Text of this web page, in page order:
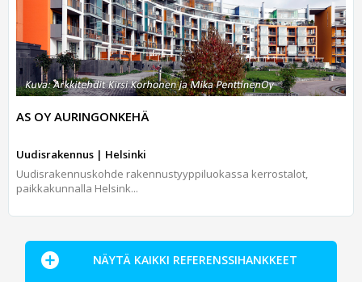
AS OY AURINGONKEHÄ
Uudisrakennus | Helsinki
Uudisrakennuskohde rakennustyyppiluokassa kerrostalot,
paikkakunnalla Helsink...
NÄYTÄ KAIKKI REFERENSSIHANKKEET